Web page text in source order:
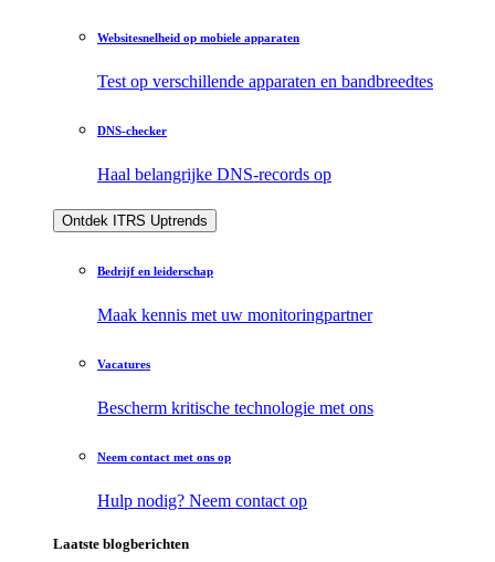
Websitesnelheid op mobiele apparaten
Test op verschillende apparaten en bandbreedtes
DNS-checker
Haal belangrijke DNS-records op
Ontdek ITRS Uptrends
Bedrijf en leiderschap
Maak kennis met uw monitoringpartner
Vacatures
Bescherm kritische technologie met ons
Neem contact met ons op
Hulp nodig? Neem contact op
Laatste blogberichten